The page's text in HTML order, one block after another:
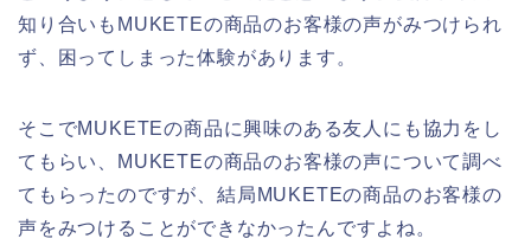
知り合いもMUKETEの商品のお客様の声がみつけられ
ず、困ってしまった体験があります。
そこでMUKETEの商品に興味のある友人にも協力をし
てもらい、MUKETEの商品のお客様の声について調べ
てもらったのですが、結局MUKETEの商品のお客様の
声をみつけることができなかったんですよね。